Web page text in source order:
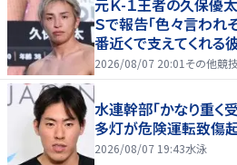
Ｓで報告「色々言われ
番近くで支えてくれる
家庭を築いていきたい」
2026/08/07 20:01 その他競技
水連幹部「かなり重く
多灯が危険運転致傷
2026/08/07 19:43水泳